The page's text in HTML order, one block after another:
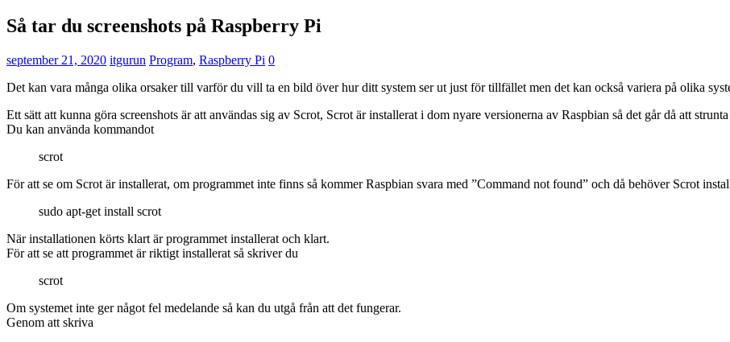
Så tar du screenshots på Raspberry Pi
september 21, 2020 itgurun Program, Raspberry Pi 0
Det kan vara många olika orsaker till varför du vill ta en bild över hur ditt system ser ut just för tillfället men det kan också variera på olika
Ett sätt att kunna göra screenshots är att användas sig av Scrot, Scrot är installerat i dom nyare versionerna av Raspbian så det går då att
Du kan använda kommandot
scrot
För att se om Scrot är installerat, om programmet inte finns så kommer Raspbian svara med ”Command not found” och då behöver Scrot
sudo apt-get install scrot
När installationen körts klart är programmet installerat och klart.
För att se att programmet är riktigt installerat så skriver du
scrot
Om systemet inte ger något fel medelande så kan du utgå från att det fungerar.
Genom att skriva